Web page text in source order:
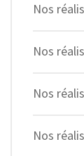
Nos
Nos
Nos
Nos